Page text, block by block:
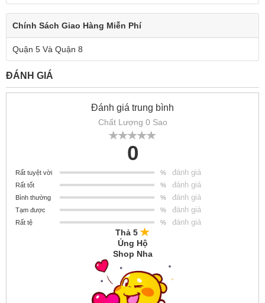
Chính Sách Giao Hàng Miễn Phí
Quận 5 Và Quận 8
ĐÁNH GIÁ
Đánh giá trung bình
Chất Lượng 0 Sao
0
Rất tuyệt vời % đánh giá
Rất tốt % đánh giá
Bình thường % đánh giá
Tạm được % đánh giá
Rất tệ % đánh giá
Thả 5
Ủng Hộ
Shop Nha